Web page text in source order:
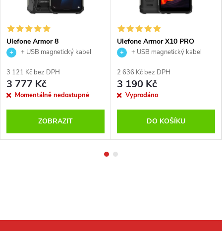
Ulefone Armor 8
+ USB magnetický kabel
3 121 Kč bez DPH
3 777 Kč
Momentálně nedostupné
ZOBRAZIT
Ulefone Armor X10 PRO
+ USB magnetický kabel
2 636 Kč bez DPH
3 190 Kč
Vyprodáno
DO KOŠÍKU